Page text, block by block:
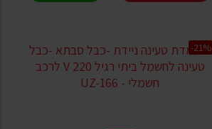
-21%